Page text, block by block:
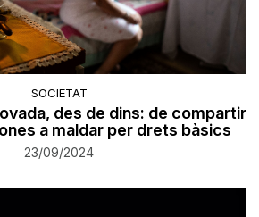
SOCIETAT
des de dins: de compartir
a maldar per drets bàsics
23/09/2024